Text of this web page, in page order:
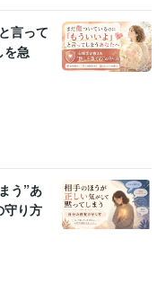
言って
を急
う”あ
守り方